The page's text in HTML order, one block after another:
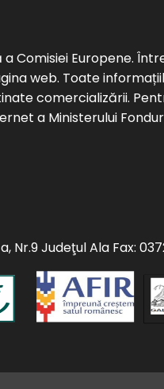
Comisiei Europene.
web. Toate
comercializării.
a Ministerului
Nr.9 Judeţul Ala Fax: